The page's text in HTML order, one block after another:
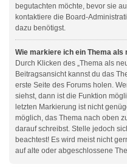
begutachten möchte, bevor sie
kontaktiere die Board-
dazu benötigst.
Wie markiere ich ein Thema als
Durch Klicken des „Thema als
Beitragsansicht kannst du das
erste Seite des Forums holen.
siehst, dann ist die Funktion
letzten Markierung ist nicht
möglich, das Thema nach oben
darauf schreibst. Stelle jedoch
beachtest! Es wird meist nicht
auf alte oder abgeschlossene